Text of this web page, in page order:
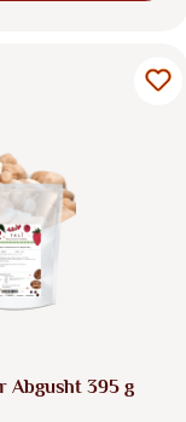
Abgusht 395 g